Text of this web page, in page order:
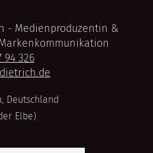
- Medienproduzentin &
94 326
Deutschland
Elbe)